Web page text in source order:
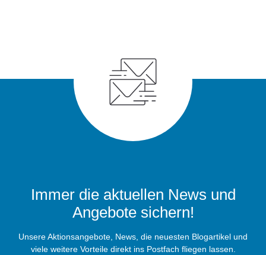
Immer die aktuellen News und
Angebote sichern!
Unsere Aktionsangebote, News, die neuesten Blogartikel und
viele weitere Vorteile direkt ins Postfach fliegen lassen.